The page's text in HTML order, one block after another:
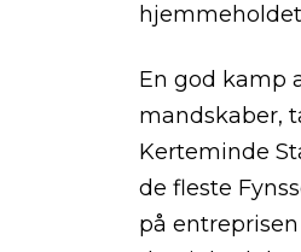
hjemmeholdet
En god kamp
mandskaber,
Kerteminde
de fleste
på